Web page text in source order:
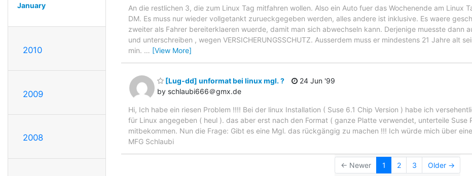
January
2010
2009
2008
An die restlichen 3, die zum Linux Tag mitfahren wollen. Also ein Auto fuer das Wochenende am Linux
DM. Es muss nur wieder vollgetankt zurueckgegeben werden, alles andere ist inklusive. Es waere
zweiter als Fahrer bereiterklaeren wuerde, damit man sich abwechseln kann. Derjenige muesste dann
und unterschreiben , wegen VERSICHERUNGSSCHUTZ. Ausserdem muss er mindestens 21 Jahre alt
min. … [View More]
[Lug-dd] unformat bei linux mgl. ?
by schlaubi666＠gmx.de
24 Jun '99
Hi, Ich habe ein riesen Problem !!!! Bei der linux Installation ( Suse 6.1 Chip Version ) habe ich
für Linux angegeben ( heul ). das aber erst nach den Format ( ganze Platte verwendet, unterteile Suse
mitbekommen. Nun die Frage: Gibt es eine Mgl. das rückgängig zu machen !!! Ich würde mich über
MFG Schlaubi
← Newer 1 2 3 Older →